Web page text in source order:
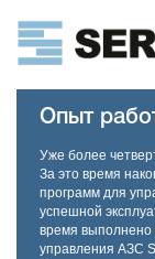
Опыт
Уже более
За это время
программ для
успешной
время выполнено
управления АЗС